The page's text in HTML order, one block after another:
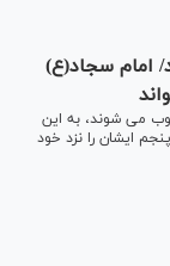
امام سجاد(ع)
می شوند، به این
ایشان را نزد خود